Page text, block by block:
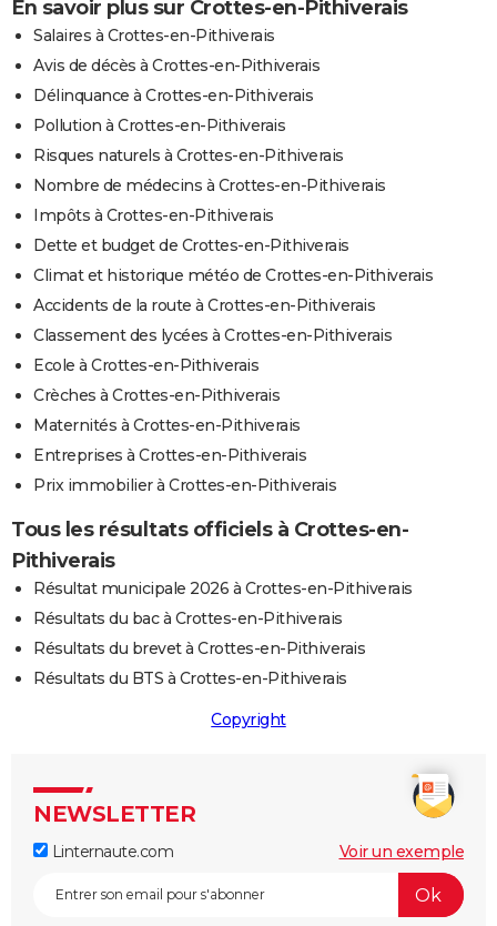
En savoir plus sur Crottes-en-Pithiverais
Salaires à Crottes-en-Pithiverais
Avis de décès à Crottes-en-Pithiverais
Délinquance à Crottes-en-Pithiverais
Pollution à Crottes-en-Pithiverais
Risques naturels à Crottes-en-Pithiverais
Nombre de médecins à Crottes-en-Pithiverais
Impôts à Crottes-en-Pithiverais
Dette et budget de Crottes-en-Pithiverais
Climat et historique météo de Crottes-en-Pithiverais
Accidents de la route à Crottes-en-Pithiverais
Classement des lycées à Crottes-en-Pithiverais
Ecole à Crottes-en-Pithiverais
Crèches à Crottes-en-Pithiverais
Maternités à Crottes-en-Pithiverais
Entreprises à Crottes-en-Pithiverais
Prix immobilier à Crottes-en-Pithiverais
Tous les résultats officiels à Crottes-en-
Pithiverais
Résultat municipale 2026 à Crottes-en-Pithiverais
Résultats du bac à Crottes-en-Pithiverais
Résultats du brevet à Crottes-en-Pithiverais
Résultats du BTS à Crottes-en-Pithiverais
Copyright
NEWSLETTER
Linternaute.com Voir un exemple